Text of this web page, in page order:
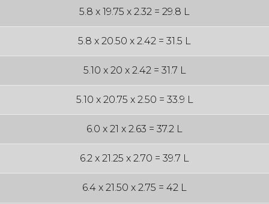
5.8 x 19.75 x 2.32 = 29.8 L
5.8 x 20.50 x 2.42 = 31.5 L
5.10 x 20 x 2.42 = 31.7 L
5.10 x 20.75 x 2.50 = 33.9 L
6.0 x 21 x 2.63 = 37.2 L
6.2 x 21.25 x 2.70 = 39.7 L
6.4 x 21.50 x 2.75 = 42 L